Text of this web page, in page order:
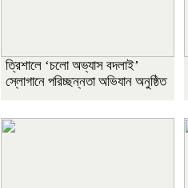
‎ত্রিশালে ‘চলো অভ্যাস বদলাই’
স্লোগানে পরিচ্ছন্নতা অভিযান অনুষ্ঠিত